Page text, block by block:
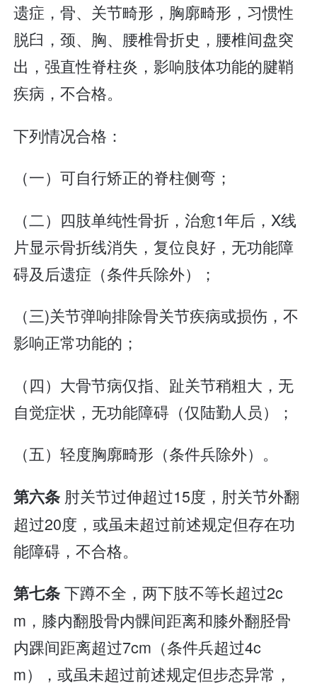
遗症，骨、关节畸形，胸廓畸形，习惯性
脱臼，颈、胸、腰椎骨折史，腰椎间盘突
出，强直性脊柱炎，影响肢体功能的腱鞘
疾病，不合格。
下列情况合格：
（一）可自行矫正的脊柱侧弯；
（二）四肢单纯性骨折，治愈1年后，X线
片显示骨折线消失，复位良好，无功能障
碍及后遗症（条件兵除外）；
（三)关节弹响排除骨关节疾病或损伤，不
影响正常功能的；
（四）大骨节病仅指、趾关节稍粗大，无
自觉症状，无功能障碍（仅陆勤人员）；
（五）轻度胸廓畸形（条件兵除外）。
第六条 肘关节过伸超过15度，肘关节外翻
超过20度，或虽未超过前述规定但存在功
能障碍，不合格。
第七条下蹲不全，两下肢不等长超过2c
m，膝内翻股骨内髁间距离和膝外翻胫骨
内踝间距离超过7cm（条件兵超过4c
m），或虽未超过前述规定但步态异常，